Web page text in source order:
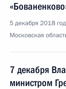
5 декабря 2018
Московская
7 декабря
министром